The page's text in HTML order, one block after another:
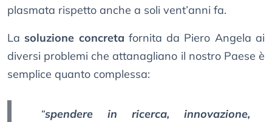
plasmata rispetto anche a soli vent’anni fa.
La soluzione concreta fornita da Piero Angela ai
diversi problemi che attanagliano il nostro Paese è
semplice quanto complessa:
“spendere in ricerca, innovazione,